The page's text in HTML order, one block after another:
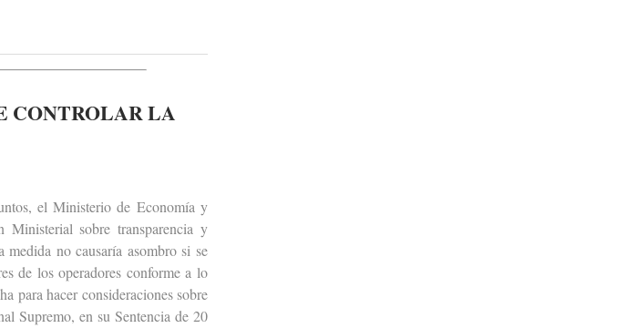
CONTROLAR LA
el Ministerio de Economía y
sobre transparencia y
no causaría asombro si se
de los operadores conforme a lo
para hacer consideraciones sobre
Supremo, en su Sentencia de 20